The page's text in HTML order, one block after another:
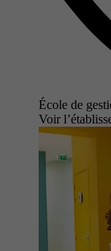
École de
Voir